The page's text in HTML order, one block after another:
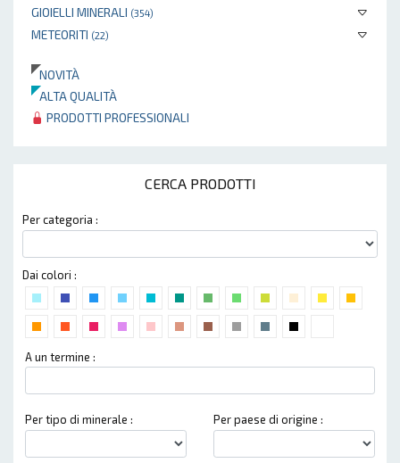
GIOIELLI MINERALI (354)
METEORITI (22)
NOVITÀ
ALTA QUALITÀ
PRODOTTI PROFESSIONALI
CERCA PRODOTTI
Per categoria :
Dai colori :
A un termine :
Per tipo di minerale : Per paese di origine :